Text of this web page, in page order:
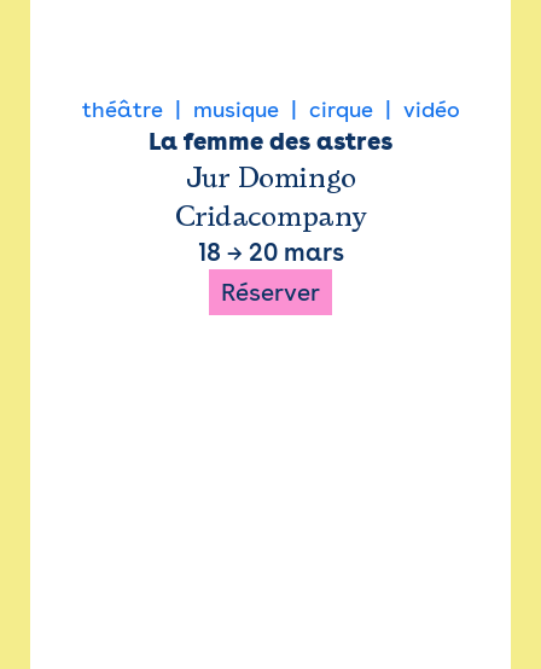
théâtre musique cirque vidéo
La femme des astres
Jur Domingo
Cridacompany
18 → 20 mars
Réserver